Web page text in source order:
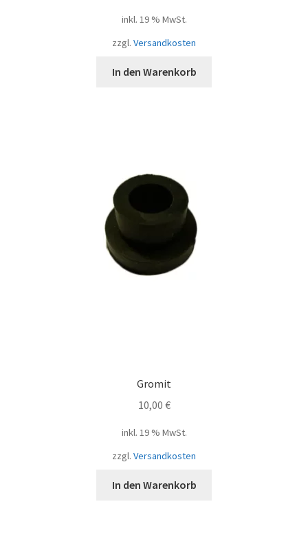
inkl. 19 % MwSt.
zzgl. Versandkosten
In den Warenkorb
Gromit
10,00 €
inkl. 19 % MwSt.
zzgl. Versandkosten
In den Warenkorb